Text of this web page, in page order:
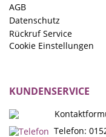
AGB
Datenschutz
Rückruf Service
Cookie Einstellungen
KUNDENSERVICE
Telefon: